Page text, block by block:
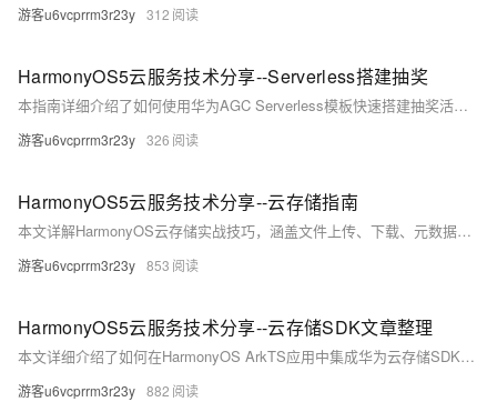
游客u6vcprrm3r23y 312
HarmonyOS5云服务技术分享--Serverless搭建抽奖
本指南详细介绍了如何使用华为AGC Serverless模板快速搭建抽奖活动。通过前期准备、三步部署法和托管上线，无需编写后端代码或担心服务器维护，即可轻松实现抽奖功能。文中还提供了运营定制建议、避坑技巧及常见问题解答，帮助开发者高效完成活动搭建并确保安全性。适合电商促销、游戏运营等场景，快速落地且易于上手。
游客u6vcprrm3r23y 326
HarmonyOS5云服务技术分享--云存储指南
本文详解HarmonyOS云存储实战技巧，涵盖文件上传、下载、元数据操作及删除等核心功能。通过简单易懂的示例代码，助你快速上手。云存储支持自动同步、精细权限管理与海量存储，适合处理用户头像、游戏存档等场景。文中还提供避坑指南、进阶技巧和最佳实践，帮助开发者高效利用云存储功能，减少开发障碍。附完整代码示例，欢迎交流！
游客u6vcprrm3r23y 853
HarmonyOS5云服务技术分享--云存储SDK文章整理
本文详细介绍了如何在HarmonyOS ArkTS应用中集成华为云存储SDK。从开发环境准备、配置文件获取，到项目配置与代码实现，提供了全流程的指导。重点包括SDK初始化、网络权限设置及上传测试文件等步骤，并针对初始化失败、依赖冲突等问题提供了解决方案。帮助开发者快速上手，顺利接入华为云存储服务。
游客u6vcprrm3r23y 882